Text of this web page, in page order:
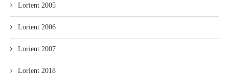
Lorient 2005
Lorient 2006
Lorient 2007
Lorient 2018